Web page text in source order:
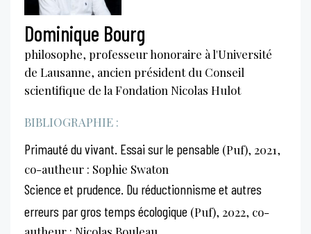
Dominique Bourg
philosophe, professeur honoraire à l'Université
de Lausanne, ancien président du Conseil
scientifique de la Fondation Nicolas Hulot
BIBLIOGRAPHIE :
Primauté du vivant. Essai sur le pensable (Puf), 2021,
co-autheur : Sophie Swaton
Science et prudence. Du réductionnisme et autres
erreurs par gros temps écologique (Puf), 2022, co-